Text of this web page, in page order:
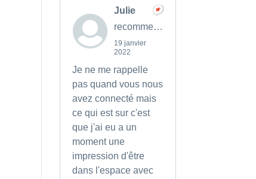
Julie
recommends
19 janvier
2022
Je ne me rappelle
pas quand vous nous
avez connecté mais
ce qui est sur c'est
que j'ai eu a un
moment une
impression d'être
dans l'espace avec